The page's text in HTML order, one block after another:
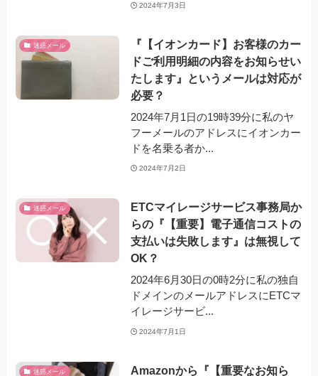
2024年7月3日
迷惑メール
『【イオンカード】お客様のカー
ドご利用明細の内容をお知らせい
たします』というメールは対応が
必要？
2024年7月1日の19時39分に私のヤ
フーメールのアドレスにイオンカー
ドを名乗る者か...
2024年7月2日
迷惑メール
ETCマイレージサービス事務局か
らの『【重要】電子通信コストの
支払いは失敗します』は無視して
OK？
2024年6月30日の0時2分に私の独自
ドメインのメールアドレスにETCマ
イレージサービ...
2024年7月1日
迷惑メール
Amazonから『【重要なお知ら